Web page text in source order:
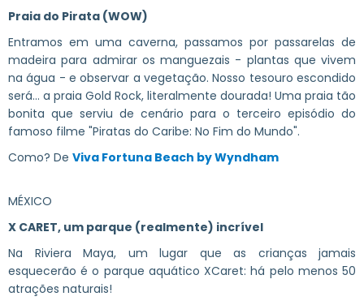
Praia do Pirata (WOW)
Entramos em uma caverna, passamos por passarelas de
madeira para admirar os manguezais - plantas que vivem
na água - e observar a vegetação. Nosso tesouro escondido
será... a praia Gold Rock, literalmente dourada! Uma praia tão
bonita que serviu de cenário para o terceiro episódio do
famoso filme "Piratas do Caribe: No Fim do Mundo".
Como? De Viva Fortuna Beach by Wyndham
MÉXICO
X CARET, um parque (realmente) incrível
Na Riviera Maya, um lugar que as crianças jamais
esquecerão é o parque aquático XCaret: há pelo menos 50
atrações naturais!